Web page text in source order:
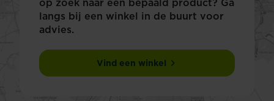
langs bij een winkel in de buurt voor
advies.
Vind een winkel